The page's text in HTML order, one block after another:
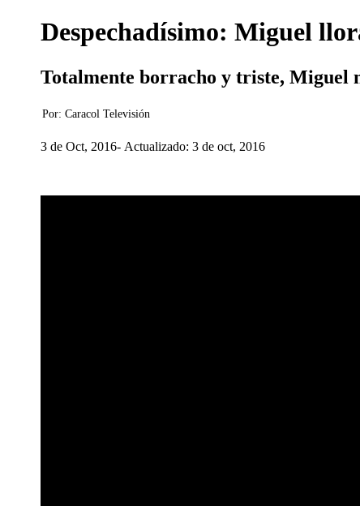
Despechadísimo: Miguel
Totalmente borracho y triste, Miguel
Por: Caracol Televisión
3 de Oct, 2016 Actualizado: 3 de oct, 2016